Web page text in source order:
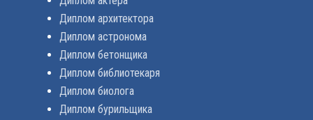
Диплом архитектора
Диплом астронома
Диплом бетонщика
Диплом библиотекаря
Диплом биолога
Диплом бурильщика